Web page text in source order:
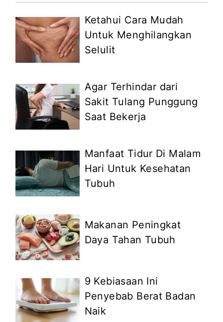
Ketahui Cara Mudah
Untuk Menghilangkan
Selulit
Agar Terhindar dari
Sakit Tulang Punggung
Saat Bekerja
Manfaat Tidur Di Malam
Hari Untuk Kesehatan
Tubuh
Makanan Peningkat
Daya Tahan Tubuh
9 Kebiasaan Ini
Penyebab Berat Badan
Naik